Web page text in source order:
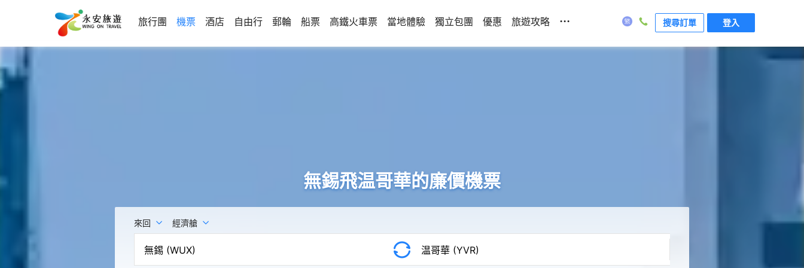
旅行團 機票 酒店 自由行 郵輪 船票 高鐵火車票 當地體驗 獨立包團 優惠 旅遊攻略 ... 搜尋訂單 登入
無錫飛温哥華的廉價機票
來回 經濟艙